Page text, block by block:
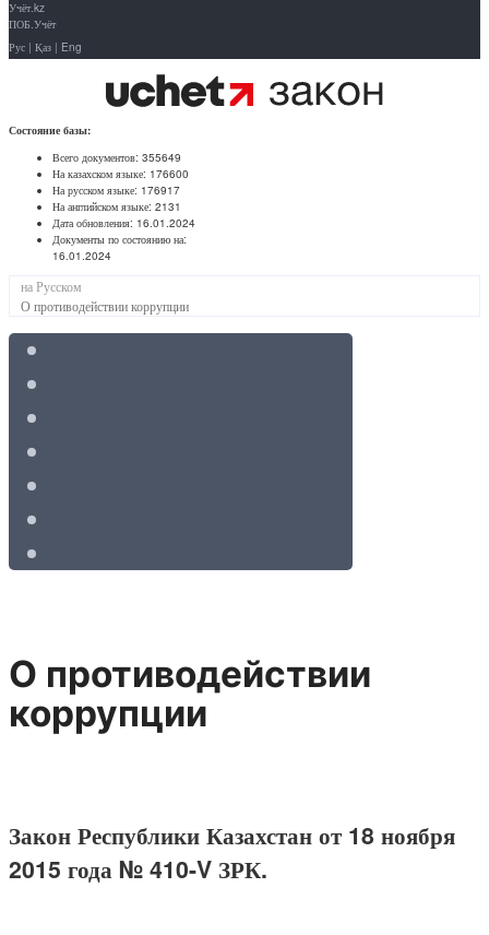
Учёт.kz
ПОБ.Учёт
Рус | Қаз | Eng
Состояние базы:
Всего документов: 355649
На казахском языке: 176600
На русском языке: 176917
На английском языке: 2131
Дата обновления: 16.01.2024
Документы по состоянию на:
16.01.2024
на Русском
О противодействии коррупции
О противодействии
коррупции
Закон Республики Казахстан от 18 ноября
2015 года № 410-V ЗРК.